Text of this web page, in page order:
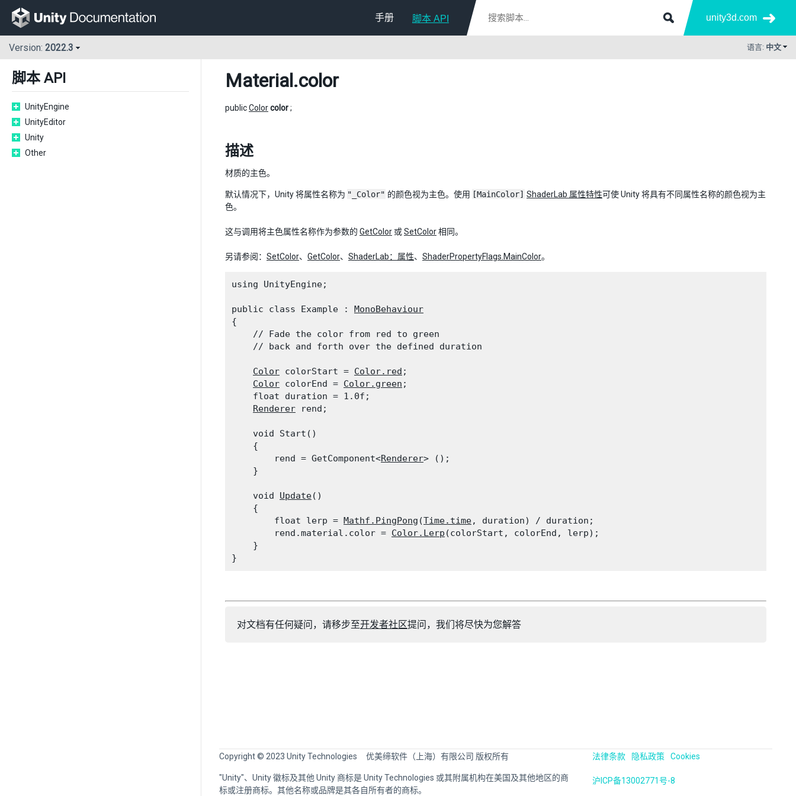
手册 脚本 API unity3d.com
Version: 2022.3 语言: 中文
脚本 API
UnityEngine
UnityEditor
Unity
Other
Material.color
publicColorcolor;
描述
材质的主色。
默认情况下，Unity 将属性名称为 "_Color" 的颜色视为主色。使用 [MainColor] ShaderLab 属性特性可使 Unity 将具有不同属性名称的颜色视为主
色。
这与调用将主色属性名称作为参数的 GetColor 或SetColor相同。
另请参阅： SetColor、 GetColor、 ShaderLab：属性、 ShaderPropertyFlags.MainColor。
using UnityEngine;
public class Example : MonoBehaviour
{
    // Fade the color from red to green
    // back and forth over the defined duration
Color colorStart = Color.red ;
Color colorEnd = Color.green ;
    float duration = 1.0f;
Renderer rend;
    void Start()
    {
        rend = GetComponent<
Renderer> ();
    }
    void
Update()
    {
        float lerp =
Mathf.PingPong (Time.time, duration) / duration;
        rend.material.color =
Color.Lerp (colorStart, colorEnd, lerp);
    }
}
对文档有任何疑问，请移步至开发者社区提问，我们将尽快为您解答
Copyright © 2023 Unity Technologies 优美缔软件（上海）有限公司 版权所有
"Unity"、Unity 徽标及其他 Unity 商标是 Unity Technologies 或其附属机构在美国及其他地区的商
标或注册商标。其他名称或品牌是其各自所有者的商标。
法律条款 隐私政策 Cookies
沪ICP备13002771号-8